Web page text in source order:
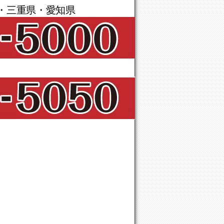
三重県・愛知県